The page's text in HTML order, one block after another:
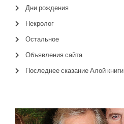
Дни рождения
Некролог
Остальное
Объявления сайта
Последнее сказание Алой книги